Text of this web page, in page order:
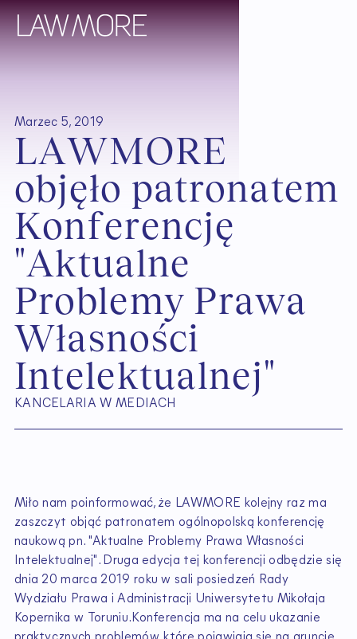
Marzec 5, 2019
LAWMORE
objęło patronatem
Konferencję
"Aktualne
Problemy Prawa
Własności
Intelektualnej"
KANCELARIA W MEDIACH
Miło nam poinformować, że LAWMORE kolejny raz ma
zaszczyt objąć patronatem ogólnopolską konferencję
naukową pn. "Aktualne Problemy Prawa Własności
Intelektualnej". Druga edycja tej konferencji odbędzie się
dnia 20 marca 2019 roku w sali posiedzeń Rady
Wydziału Prawa i Administracji Uniwersytetu Mikołaja
Kopernika w Toruniu.Konferencja ma na celu ukazanie